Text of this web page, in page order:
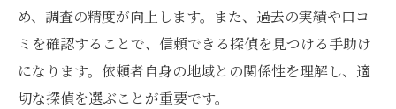
め、調査の精度が向上します。また、過去の実績や口コ
ミを確認することで、信頼できる探偵を見つける手助け
になります。依頼者自身の地域との関係性を理解し、適
切な探偵を選ぶことが重要です。